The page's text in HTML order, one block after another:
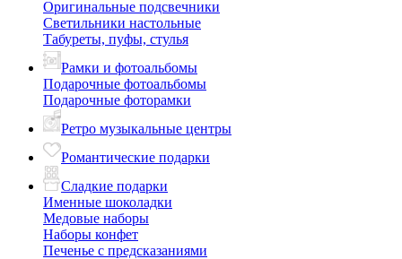
Оригинальные подсвечники
Светильники настольные
Табуреты, пуфы, стулья
Рамки и фотоальбомы
Подарочные фотоальбомы
Подарочные фоторамки
Ретро музыкальные центры
Романтические подарки
Сладкие подарки
Именные шоколадки
Медовые наборы
Наборы конфет
Печенье с предсказаниями